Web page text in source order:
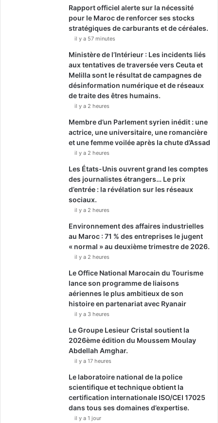
Rapport officiel alerte sur la nécessité
pour le Maroc de renforcer ses stocks
stratégiques de carburants et de céréales.
il y a 57 minutes
Ministère de l’Intérieur : Les incidents liés
aux tentatives de traversée vers Ceuta et
Melilla sont le résultat de campagnes de
désinformation numérique et de réseaux
de traite des êtres humains.
il y a 2 heures
Membre d’un Parlement syrien inédit : une
actrice, une universitaire, une romancière
et une femme voilée après la chute d’Assad
il y a 2 heures
Les États-Unis ouvrent grand les comptes
des journalistes étrangers… Le prix
d’entrée : la révélation sur les réseaux
sociaux.
il y a 2 heures
Environnement des affaires industrielles
au Maroc : 71 % des entreprises le jugent
« normal » au deuxième trimestre de 2026.
il y a 2 heures
Le Office National Marocain du Tourisme
lance son programme de liaisons
aériennes le plus ambitieux de son
histoire en partenariat avec Ryanair
il y a 3 heures
Le Groupe Lesieur Cristal soutient la
2026ème édition du Moussem Moulay
Abdellah Amghar.
il y a 17 heures
Le laboratoire national de la police
scientifique et technique obtient la
certification internationale ISO/CEI 17025
dans tous ses domaines d’expertise.
il y a 1 jour